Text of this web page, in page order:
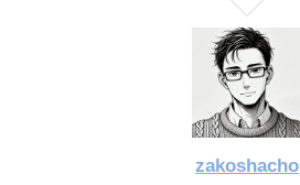
zakoshacho